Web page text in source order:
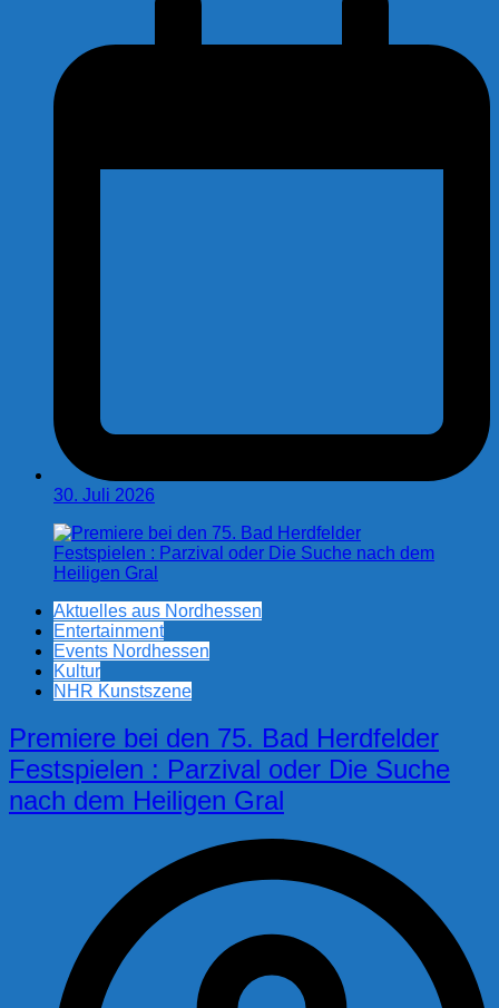
30. Juli 2026
Aktuelles aus Nordhessen
Entertainment
Events Nordhessen
Kultur
NHR Kunstszene
Premiere bei den 75. Bad Herdfelder
Festspielen : Parzival oder Die Suche
nach dem Heiligen Gral